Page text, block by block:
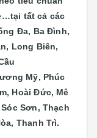
tất cả các
Đa, Ba Đình,
Long Biên,
Mỹ, Phúc
Hoài Đức, Mê
Sơn, Thạch
Thanh Trì.